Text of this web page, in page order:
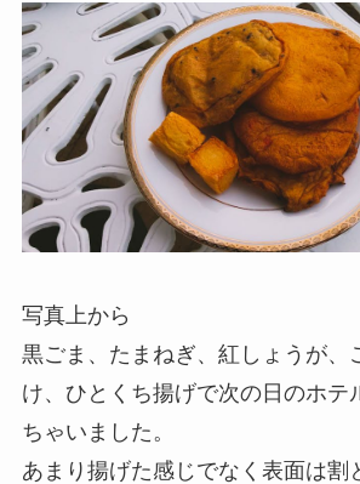
写真上から
黒ごま、たまねぎ、紅しょうが、
け、ひとくち揚げで次の日のホテ
ちゃいました。
あまり揚げた感じでなく表面は割